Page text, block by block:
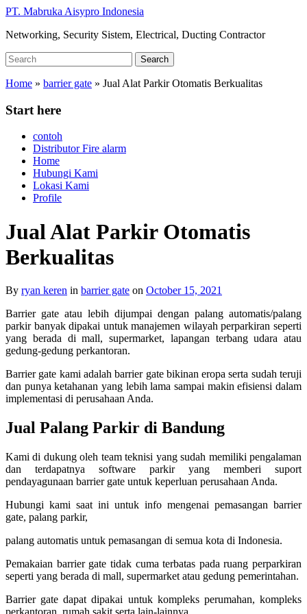
Skip
main
PT. Mabruka Aisypro Indonesia
Networking, Security Sistem, Electrical, Ducting Contractor
Search
for:
Search
Home » barrier gate » Jual Alat Parkir Otomatis Berkualitas
Start here
contoh
Distributor Fire alarm
Home
Hubungi Kami
Lokasi Kami
Profile
Jual Alat Parkir Otomatis
Berkualitas
By ryan keren in barrier gate on October 15, 2021
Barrier gate atau lebih dijumpai dengan palang automatis/palang
parkir banyak dipakai untuk manajemen wilayah perparkiran seperti
yang berada di mall, supermarket, lapangan terbang udara atau
gedung-gedung perkantoran.
Barrier gate kami adalah barrier gate bikinan eropa serta sudah teruji
dan punya ketahanan yang lebih lama sampai makin efisiensi dalam
implementasi di perusahaan Anda.
Jual Palang Parkir di Bandung
Kami di dukung oleh team teknisi yang sudah memiliki pengalaman
dan terdapatnya software parkir yang memberi suport
pendayagunaan barrier gate untuk keperluan perusahaan Anda.
Hubungi kami saat ini untuk info mengenai pemasangan barrier
gate, palang parkir,
palang automatis untuk pemasangan di semua kota di Indonesia.
Pemakaian barrier gate tidak cuma terbatas pada ruang perparkiran
seperti yang berada di mall, supermarket atau gedung pemerintahan.
Barrier gate dapat dipakai untuk kompleks perumahan, kompleks